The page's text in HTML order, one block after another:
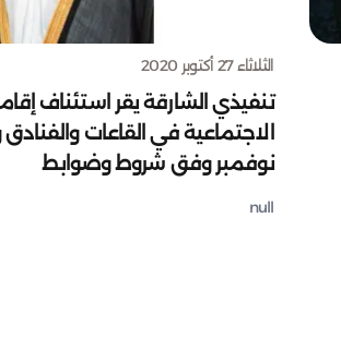
الثلاثاء 27 أكتوبر 2020
تنفيذي الشارقة يقر استئناف
الاجتماعية في القاعات
نوفمبر وفق شروط وضوابط
null